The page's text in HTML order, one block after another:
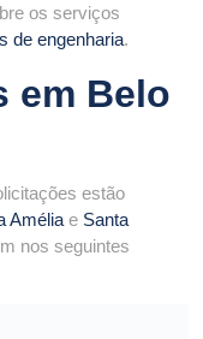
os serviços
de engenharia.
em Belo
estão
Amélia e Santa
nos seguintes